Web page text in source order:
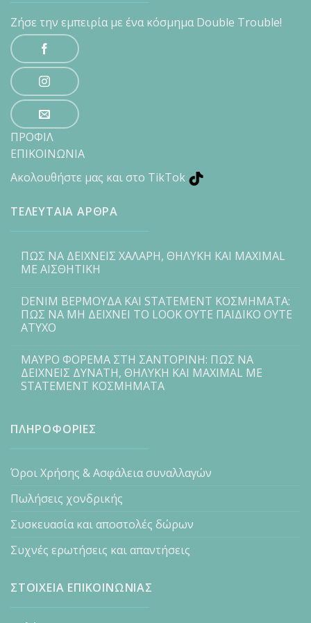
Ζήσε την εμπειρία με ένα κόσμημα Double Trouble!
ΠΡΟΦΙΛ
ΕΠΙΚΟΙΝΩΝΙΑ
Ακολουθήστε μας και στο TikTok
ΤΕΛΕΥΤΑΙΑ ΑΡΘΡΑ
ΠΩΣ ΝΑ ΔΕΙΧΝΕΙΣ ΧΑΛΑΡΗ, ΘΗΛΥΚΗ ΚΑΙ MAXIMAL
ΜΕ ΑΙΣΘΗΤΙΚΗ
DENIM ΒΕΡΜΟΥΔΑ ΚΑΙ STATEMENT ΚΟΣΜΗΜΑΤΑ:
ΠΩΣ ΝΑ ΜΗ ΔΕΙΧΝΕΙ ΤΟ LOOK ΟΥΤΕ ΠΑΙΔΙΚΟ ΟΥΤΕ
ΑΤΥΧΟ
ΜΑΥΡΟ ΦΟΡΕΜΑ ΣΤΗ ΣΑΝΤΟΡΙΝΗ: ΠΩΣ ΝΑ
ΔΕΙΧΝΕΙΣ ΔΥΝΑΤΗ, ΘΗΛΥΚΗ ΚΑΙ MAXIMAL ΜΕ
STATEMENT ΚΟΣΜΗΜΑΤΑ
ΠΛΗΡΟΦΟΡΙΕΣ
Όροι Χρήσης & Ασφάλεια συναλλαγών
Πωλήσεις χονδρικής
Συσκευασία και αποστολές δώρων
Συχνές ερωτήσεις και απαντήσεις
ΣΤΟΙΧΕΙΑ ΕΠΙΚΟΙΝΩΝΙΑΣ